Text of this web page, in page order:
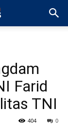
Farid
TNI
0
404